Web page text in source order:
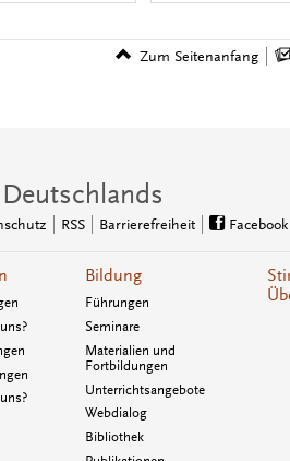
Zum Seitenanfang
RSS Barrierefreiheit Facebook
Bildung
Führungen
Seminare
Materialien und
Fortbildungen
Unterrichtsangebote
Webdialog
Bibliothek